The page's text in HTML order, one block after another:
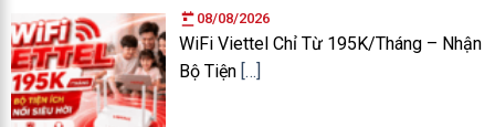
08/08/2026
WiFi Viettel Chỉ Từ 195K/Tháng – Nhận
Bộ Tiện […]